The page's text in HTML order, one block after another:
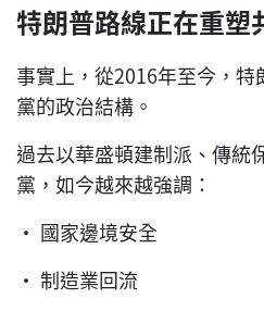
特朗普路線正在重塑
事實上，從2016年至今，
黨的政治結構。
過去以華盛頓建制派、傳統
黨，如今越來越強調：
• 國家邊境安全
• 制造業回流